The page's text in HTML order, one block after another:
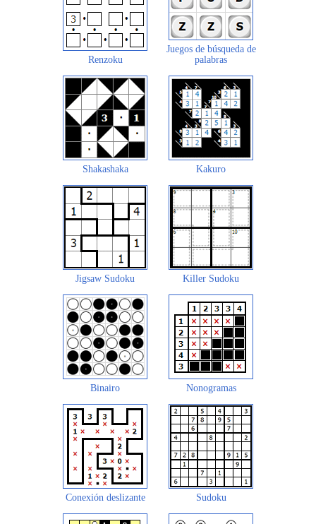
Renzoku
Juegos de búsqueda de
palabras
Shakashaka Kakuro
Jigsaw Sudoku Killer Sudoku
Binairo Nonogramas
Conexión deslizante Sudoku